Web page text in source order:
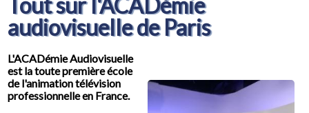
audiovisuelle de Paris
L'ACADémie Audiovisuelle
est la toute première école
de l'animation télévision
professionnelle en France.